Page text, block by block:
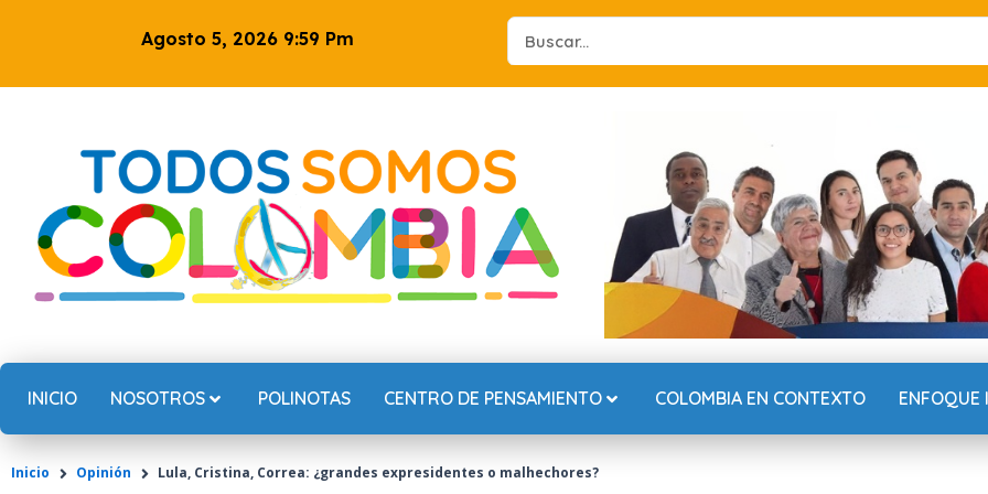
Agosto 5, 2026 9:59 Pm
Search
...
INICIO NOSOTROS POLINOTAS CENTRO DE PENSAMIENTO COLOMBIA EN CONTEXTO ENFOQUE
Inicio Opinión Lula, Cristina, Correa: ¿grandes expresidentes o malhechores?